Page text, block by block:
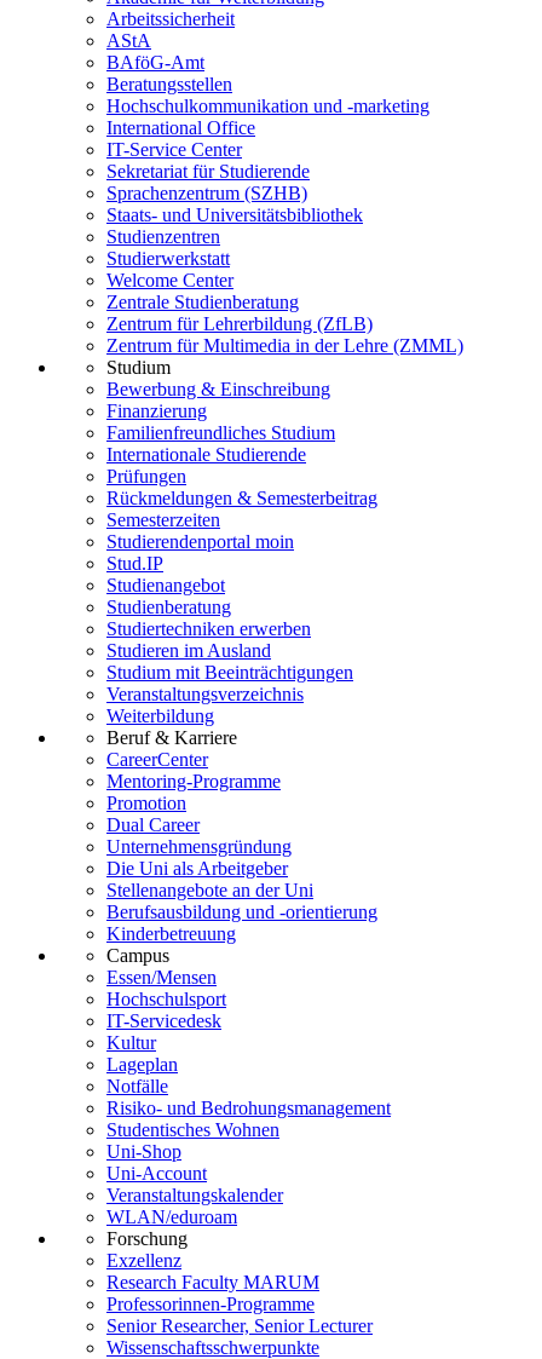
Arbeitssicherheit
AStA
BAföG-Amt
Beratungsstellen
Hochschulkommunikation und -marketing
International Office
IT-Service Center
Sekretariat für Studierende
Sprachenzentrum (SZHB)
Staats- und Universitätsbibliothek
Studienzentren
Studierwerkstatt
Welcome Center
Zentrale Studienberatung
Zentrum für Lehrerbildung (ZfLB)
Zentrum für Multimedia in der Lehre (ZMML)
Studium
Bewerbung & Einschreibung
Finanzierung
Familienfreundliches Studium
Internationale Studierende
Prüfungen
Rückmeldungen & Semesterbeitrag
Semesterzeiten
Studierendenportal moin
Stud.IP
Studienangebot
Studienberatung
Studiertechniken erwerben
Studieren im Ausland
Studium mit Beeinträchtigungen
Veranstaltungsverzeichnis
Weiterbildung
Beruf & Karriere
CareerCenter
Mentoring-Programme
Promotion
Dual Career
Unternehmensgründung
Die Uni als Arbeitgeber
Stellenangebote an der Uni
Berufsausbildung und -orientierung
Kinderbetreuung
Campus
Essen/Mensen
Hochschulsport
IT-Servicedesk
Kultur
Lageplan
Notfälle
Risiko- und Bedrohungsmanagement
Studentisches Wohnen
Uni-Shop
Uni-Account
Veranstaltungskalender
WLAN/eduroam
Forschung
Exzellenz
Research Faculty MARUM
Professorinnen-Programme
Senior Researcher, Senior Lecturer
Wissenschaftsschwerpunkte